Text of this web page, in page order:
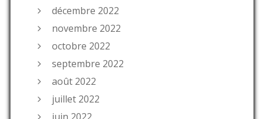
décembre 2022
novembre 2022
octobre 2022
septembre 2022
août 2022
juillet 2022